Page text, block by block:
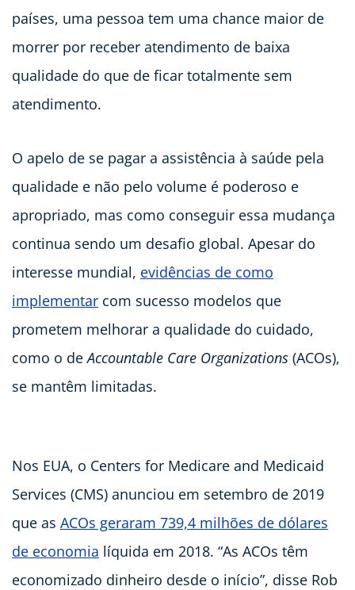
países, uma pessoa tem uma chance maior de
morrer por receber atendimento de baixa
qualidade do que de ficar totalmente sem
atendimento.
O apelo de se pagar a assistência à saúde pela
qualidade e não pelo volume é poderoso e
apropriado, mas como conseguir essa mudança
continua sendo um desafio global. Apesar do
interesse mundial, evidências de como
implementar com sucesso modelos que
prometem melhorar a qualidade do cuidado,
como o deAccountable Care Organizations (ACOs),
se mantêm limitadas.
Nos EUA, o Centers for Medicare and Medicaid
Services (CMS) anunciou em setembro de 2019
que as ACOs geraram 739,4 milhões de dólares
de economia líquida em 2018. “As ACOs têm
economizado dinheiro desde o início”, disse Rob